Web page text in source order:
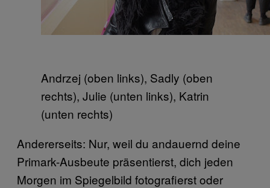
Andrzej (oben links), Sadly (oben
rechts), Julie (unten links), Katrin
(unten rechts)
Andererseits: Nur, weil du andauernd deine
Primark-Ausbeute präsentierst, dich jeden
Morgen im Spiegelbild fotografierst oder